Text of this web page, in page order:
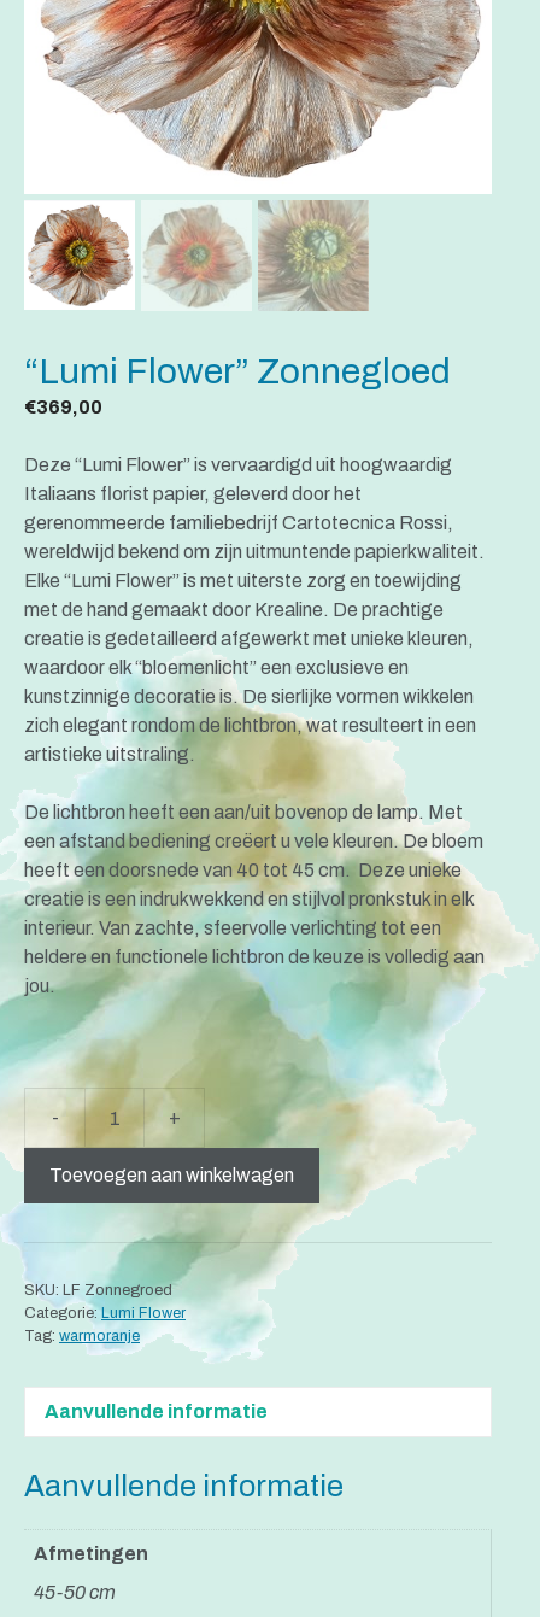
“Lumi Flower” Zonnegloed
€369,00
Deze “Lumi Flower” is vervaardigd uit hoogwaardig
Italiaans florist papier, geleverd door het
gerenommeerde familiebedrijf Cartotecnica Rossi,
wereldwijd bekend om zijn uitmuntende papierkwaliteit.
Elke “Lumi Flower” is met uiterste zorg en toewijding
met de hand gemaakt door Krealine. De prachtige
creatie is gedetailleerd afgewerkt met unieke kleuren,
waardoor elk “bloemenlicht” een exclusieve en
kunstzinnige decoratie is. De sierlijke vormen wikkelen
zich elegant rondom de lichtbron, wat resulteert in een
artistieke uitstraling.
De lichtbron heeft een aan/uit bovenop de lamp. Met
een afstand bediening creëert u vele kleuren. De bloem
heeft een doorsnede van 40 tot 45 cm. Deze unieke
creatie is een indrukwekkend en stijlvol pronkstuk in elk
interieur. Van zachte, sfeervolle verlichting tot een
heldere en functionele lichtbron de keuze is volledig aan
jou.
-
Zonnegloed
+
Toevoegen aan winkelwagen
n
t
i
e
SKU: LF Zonnegroed
Categorie:Lumi Flower
Tag: warmoranje
Aanvullende informatie
Aanvullende informatie
Afmetingen
45-50 cm